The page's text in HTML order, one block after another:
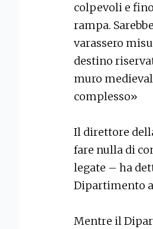
colpevoli e
rampa.
varassero
destino
muro
complesso»
Il direttore
fare nulla di
legate – ha
Dipartimento
Mentre il